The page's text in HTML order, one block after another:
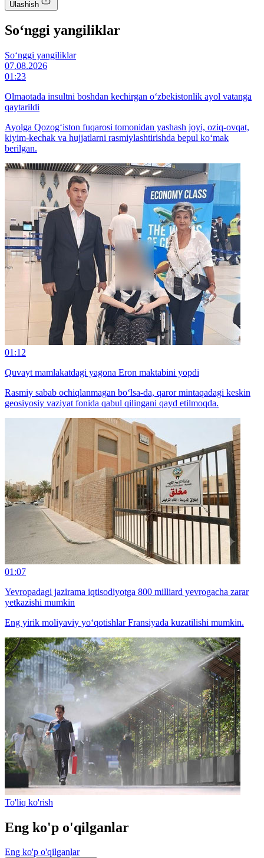
Ulashish
So‘nggi yangiliklar
So‘nggi yangiliklar
07.08.2026
01:23
Olmaotada insultni boshdan kechirgan o‘zbekistonlik ayol vatanga
qaytarildi
Ayolga Qozog‘iston fuqarosi tomonidan yashash joyi, oziq-ovqat,
kiyim-kechak va hujjatlarni rasmiylashtirishda bepul ko‘mak
berilgan.
01:12
Quvayt mamlakatdagi yagona Eron maktabini yopdi
Rasmiy sabab ochiqlanmagan bo‘lsa-da, qaror mintaqadagi keskin
geosiyosiy vaziyat fonida qabul qilingani qayd etilmoqda.
01:07
Yevropadagi jazirama iqtisodiyotga 800 milliard yevrogacha zarar
yetkazishi mumkin
Eng yirik moliyaviy yo‘qotishlar Fransiyada kuzatilishi mumkin.
To'liq ko'rish
Eng ko'p o'qilganlar
Eng ko'p o'qilganlar